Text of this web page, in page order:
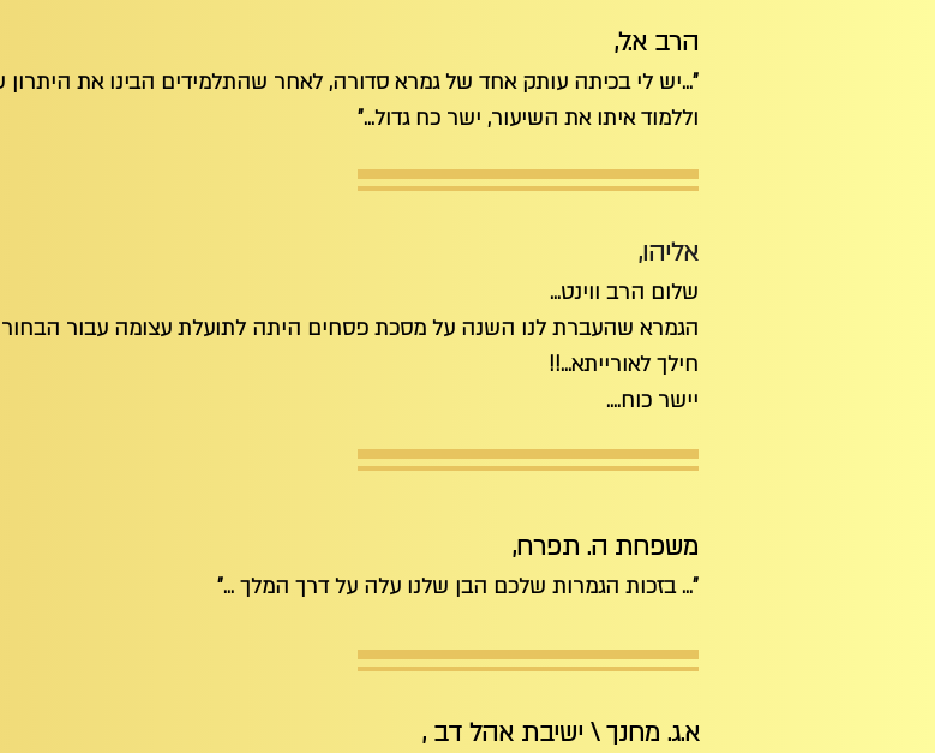
הרב א.ל,
"...יש לי בכיתה עותק אחד של גמרא סדורה, לאחר שהתלמידים הבינו את היתרון
וללמוד איתו את השיעור, ישר כח גדול..."
אליהו,
שלום הרב ווינט...
הגמרא שהעברת לנו השנה על מסכת פסחים היתה לתועלת עצומה עבור
חילך לאורייתא...!!
יישר כוח....
משפחת ה. תפרח,
"... בזכות הגמרות שלכם הבן שלנו עלה על דרך המלך ..."
א.ג. מחנך \ ישיבת אהל דב ,